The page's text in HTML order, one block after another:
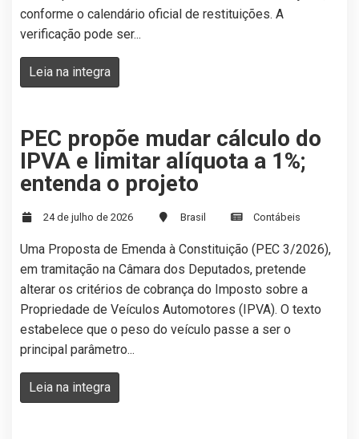
conforme o calendário oficial de restituições. A
verificação pode ser...
Leia na integra
PEC propõe mudar cálculo do
IPVA e limitar alíquota a 1%;
entenda o projeto
24 de julho de 2026 Brasil Contábeis
Uma Proposta de Emenda à Constituição (PEC 3/2026),
em tramitação na Câmara dos Deputados, pretende
alterar os critérios de cobrança do Imposto sobre a
Propriedade de Veículos Automotores (IPVA). O texto
estabelece que o peso do veículo passe a ser o
principal parâmetro...
Leia na integra